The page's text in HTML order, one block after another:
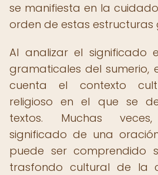
se manifiesta en la
orden de estas estructuras
Al analizar el significado
gramaticales del sumerio,
cuenta el contexto
religioso en el que se
textos. Muchas
significado de una
puede ser comprendido
trasfondo cultural de la